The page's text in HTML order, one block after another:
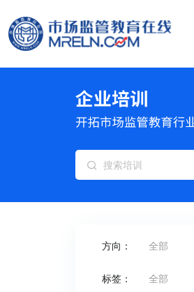
方向： 全部
标签： 全部